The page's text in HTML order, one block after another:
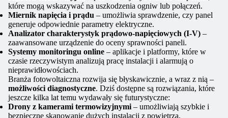
które mogą wskazywać na uszkodzenia ogniw lub połączeń.
Miernik napięcia i prądu – umożliwia sprawdzenie, czy panel
generuje odpowiednie parametry elektryczne.
Analizator charakterystyk prądowo-napięciowych (I-V) –
zaawansowane urządzenie do oceny sprawności paneli.
Systemy monitoringu online – aplikacje i platformy, które w
czasie rzeczywistym analizują pracę instalacji i alarmują o
nieprawidłowościach.
Branża fotowoltaiczna rozwija się błyskawicznie, a wraz z nią –
możliwości diagnostyczne. Dziś dostępne są rozwiązania, które
jeszcze kilka lat temu wydawały się futurystyczne:
Drony z kamerami termowizyjnymi – umożliwiają szybkie i
bezpieczne skanowanie dużych instalacji z powietrza.